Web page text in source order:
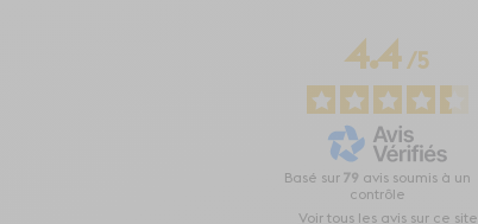
4.4/5
Basé sur 79 avis soumis à un
contrôle
Voir tous les avis sur ce site